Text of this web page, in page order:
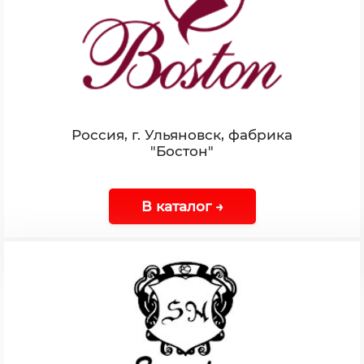
Россия, г. Ульяновск, фабрика
"Бостон"
В каталог →